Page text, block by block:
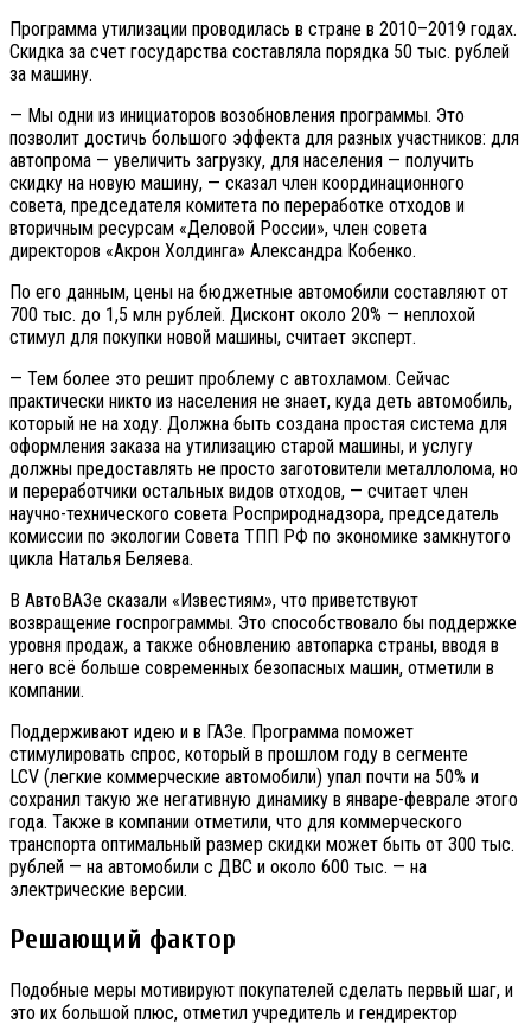
Программа утилизации проводилась в стране в 2010–2019 годах.
Скидка за счет государства составляла порядка 50 тыс. рублей
за машину.
— Мы одни из инициаторов возобновления программы. Это
позволит достичь большого эффекта для разных участников: для
автопрома — увеличить загрузку, для населения — получить
скидку на новую машину, — сказал член координационного
совета, председателя комитета по переработке отходов и
вторичным ресурсам «Деловой России», член совета
директоров «Акрон Холдинга» Александра Кобенко.
По его данным, цены на бюджетные автомобили составляют от
700 тыс. до 1,5 млн рублей. Дисконт около 20% — неплохой
стимул для покупки новой машины, считает эксперт.
— Тем более это решит проблему с автохламом. Сейчас
практически никто из населения не знает, куда деть автомобиль,
который не на ходу. Должна быть создана простая система для
оформления заказа на утилизацию старой машины, и услугу
должны предоставлять не просто заготовители металлолома, но
и переработчики остальных видов отходов, — считает член
научно-технического совета Росприроднадзора, председатель
комиссии по экологии Совета ТПП РФ по экономике замкнутого
цикла Наталья Беляева.
В АвтоВАЗе сказали «Известиям», что приветствуют
возвращение госпрограммы. Это способствовало бы поддержке
уровня продаж, а также обновлению автопарка страны, вводя в
него всё больше современных безопасных машин, отметили в
компании.
Поддерживают идею и в ГАЗе. Программа поможет
стимулировать спрос, который в прошлом году в сегменте
LCV (легкие коммерческие автомобили) упал почти на 50% и
сохранил такую же негативную динамику в январе-феврале этого
года. Также в компании отметили, что для коммерческого
транспорта оптимальный размер скидки может быть от 300 тыс.
рублей — на автомобили с ДВС и около 600 тыс. — на
электрические версии.
Решающий фактор
Подобные меры мотивируют покупателей сделать первый шаг, и
это их большой плюс, отметил учредитель и гендиректор